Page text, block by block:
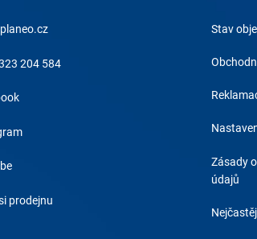
204 584
prodejnu
Stav
Zásady
údajů